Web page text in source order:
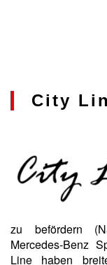
City
zu befördern
Mercedes-Benz
Line haben